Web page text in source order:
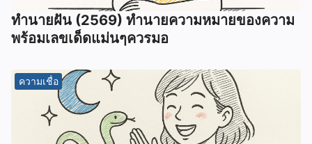
ทํานายฝัน (2569) ทํานายความหมายของความ
พร้อมเลขเด็ดแม่นๆควรมอ
ความเชื่อ